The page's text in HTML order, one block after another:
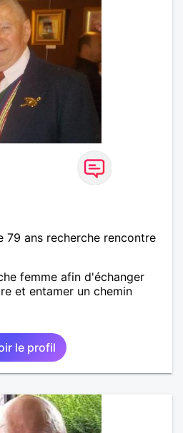
79 ans recherche rencontre
femme afin d'échanger
et entamer un chemin
le profil